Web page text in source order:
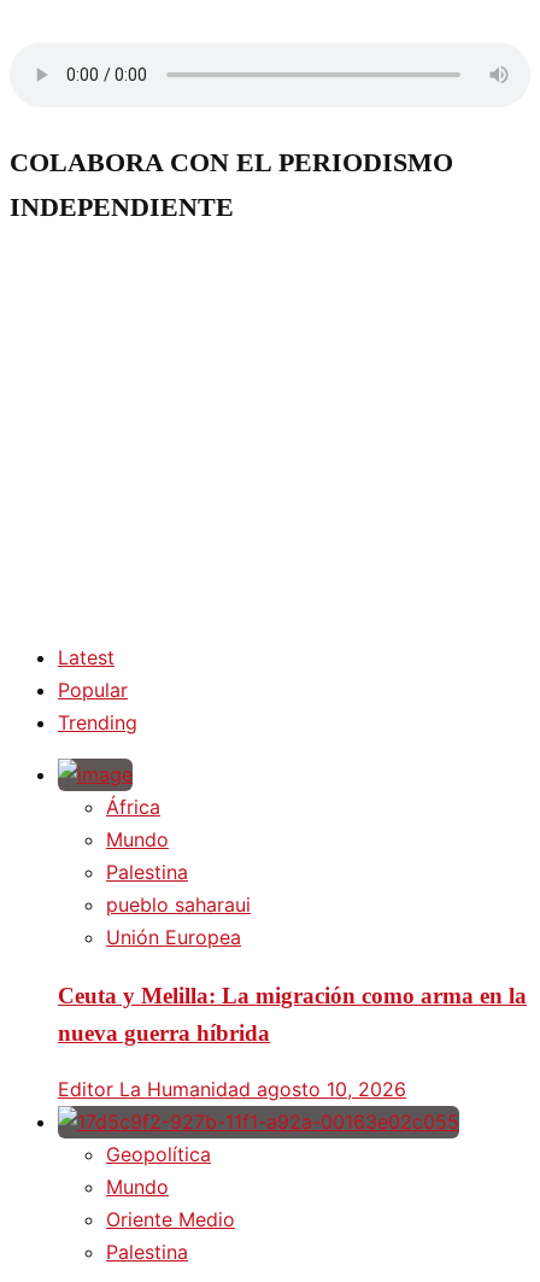
COLABORA CON EL PERIODISMO
INDEPENDIENTE
Latest
Popular
Trending
África
Mundo
Palestina
pueblo saharaui
Unión Europea
Ceuta y Melilla: La migración como arma en la
nueva guerra híbrida
Editor La Humanidad agosto 10, 2026
Geopolítica
Mundo
Oriente Medio
Palestina